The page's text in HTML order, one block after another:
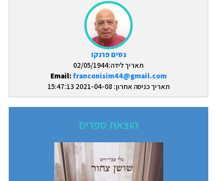
נסים פרנקו
תאריך לידה:02/05/1944
Email: franconisim44@gmail.com
תאריך כניסה אחרון: 2021-04-08 15:47:13
הוצאת ספרים